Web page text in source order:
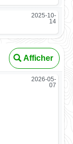
2025-10-
14
Afficher
2026-05-
07